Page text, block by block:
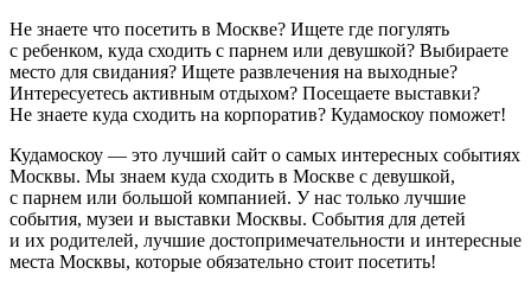
Не знаете что посетить в Москве? Ищете где погулять
с ребенком, куда сходить с парнем или девушкой? Выбираете
место для свидания? Ищете развлечения на выходные?
Интересуетесь активным отдыхом? Посещаете выставки?
Не знаете куда сходить на корпоратив? Кудамоскоу поможет!
Кудамоскоу — это лучший сайт о самых интересных событиях
Москвы. Мы знаем куда сходить в Москве с девушкой,
с парнем или большой компанией. У нас только лучшие
события, музеи и выставки Москвы. События для детей
и их родителей, лучшие достопримечательности и интересные
места Москвы, которые обязательно стоит посетить!